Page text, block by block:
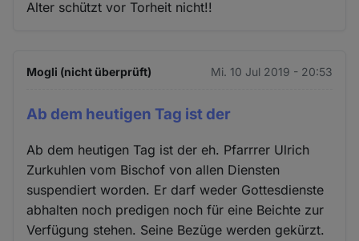
Alter schützt vor Torheit nicht!!
Mogli (nicht überprüft) Mi. 10 Jul 2019 - 20:53
Ab dem heutigen Tag ist der
Ab dem heutigen Tag ist der eh. Pfarrrer Ulrich
Zurkuhlen vom Bischof von allen Diensten
suspendiert worden. Er darf weder Gottesdienste
abhalten noch predigen noch für eine Beichte zur
Verfügung stehen. Seine Bezüge werden gekürzt.